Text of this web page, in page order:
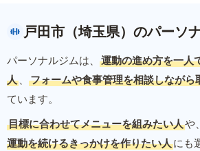
戸田市（埼玉県）のパーソ
パーソナルジムは、
運動の進め方を一人
人 、 フォームや食事管理を相談しながら
ています。
目標に合わせてメニューを組みたい人や、
運動を続けるきっかけを作りたい人にも